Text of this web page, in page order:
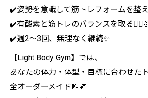
✔️姿勢を意識して筋トレフォームを整
✔️有酸素と筋トレのバランスを取る
✔️週2～3回、無理なく継続✨
【Light Body Gym】では、
あなたの体力・体型・目標に合わせた
全オーダーメイド📝💕